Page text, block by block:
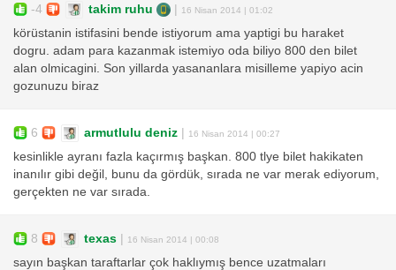
-4 takim ruhu | 16 Nisan 2014 | 01:02
körüstanin istifasini bende istiyorum ama yaptigi bu haraket
dogru. adam para kazanmak istemiyo oda biliyo 800 den bilet
alan olmicagini. Son yillarda yasananlara misilleme yapiyo acin
gozunuzu biraz
6 armutlulu deniz | 16 Nisan 2014 | 00:27
kesinlikle ayranı fazla kaçırmış başkan. 800 tlye bilet hakikaten
inanılır gibi değil, bunu da gördük, sırada ne var merak ediyorum,
gerçekten ne var sırada.
8 texas | 16 Nisan 2014 | 00:08
sayın başkan taraftarlar çok haklıymış bence uzatmaları